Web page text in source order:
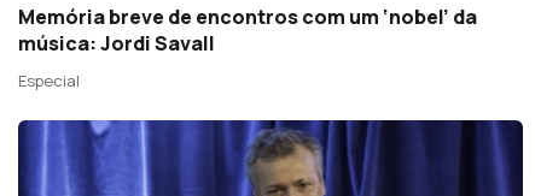
Memória breve de encontros com um ‘nobel’ da
música: Jordi Savall
Especial